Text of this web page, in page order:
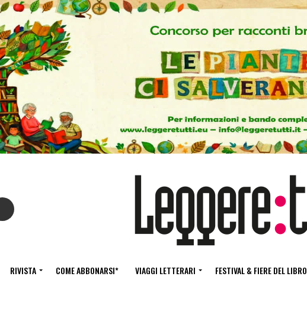
RIVISTA COME ABBONARSI* VIAGGI LETTERARI FESTIVAL & FIERE DEL LIBRO